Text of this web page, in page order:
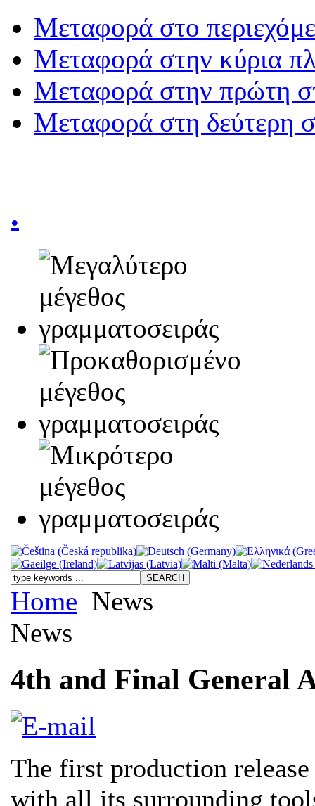
Μεταφορά στο
Μεταφορά στην κύρια
Μεταφορά στην πρώτη
Μεταφορά στη δεύτερη
.
Home News
News
4th and Final General
The first production
with all its surrounding